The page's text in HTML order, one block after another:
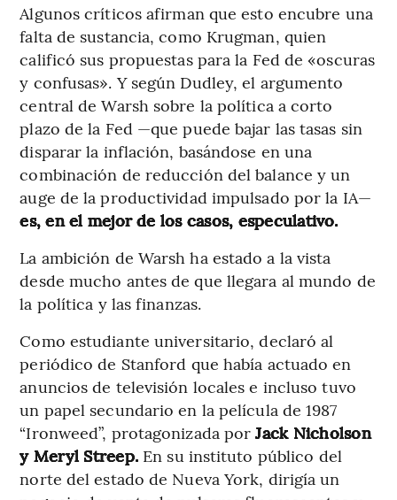
Algunos críticos afirman que esto encubre una
falta de sustancia, como Krugman, quien
calificó sus propuestas para la Fed de «oscuras
y confusas». Y según Dudley, el argumento
central de Warsh sobre la política a corto
plazo de la Fed —que puede bajar las tasas sin
disparar la inflación, basándose en una
combinación de reducción del balance y un
auge de la productividad impulsado por la IA—
es, en el mejor de los casos, especulativo.
La ambición de Warsh ha estado a la vista
desde mucho antes de que llegara al mundo de
la política y las finanzas.
Como estudiante universitario, declaró al
periódico de Stanford que había actuado en
anuncios de televisión locales e incluso tuvo
un papel secundario en la película de 1987
“Ironweed”, protagonizada porJack Nicholson
y Meryl Streep. En su instituto público del
norte del estado de Nueva York, dirigía un